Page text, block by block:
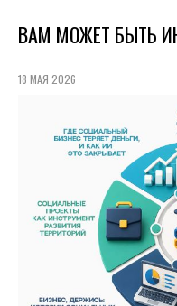
ВАМ МОЖЕТ БЫТЬ
18 МАЯ 2026